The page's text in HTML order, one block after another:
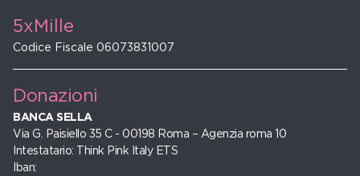
5xMille
Codice Fiscale 06073831007
Donazioni
BANCA SELLA
Via G. Paisiello 35 C - 00198 Roma – Agenzia roma 10
Intestatario: Think Pink Italy ETS
Iban: